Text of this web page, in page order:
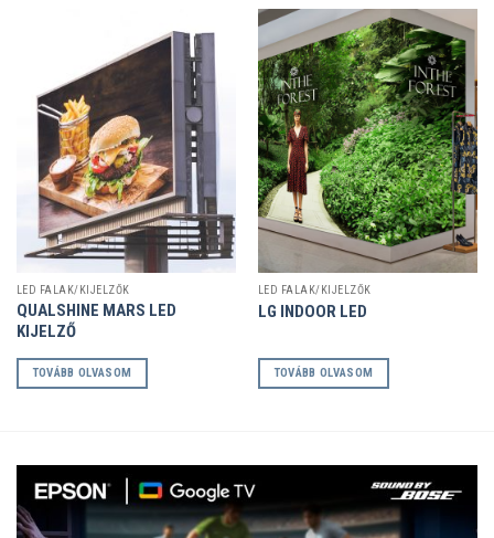
LED FALAK/KIJELZŐK
QUALSHINE MARS LED
KIJELZŐ
TOVÁBB OLVASOM
LED FALAK/KIJELZŐK
LG INDOOR LED
TOVÁBB OLVASOM